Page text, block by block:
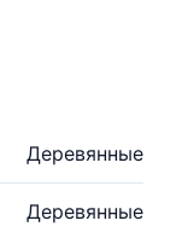
Деревянные
Деревянные